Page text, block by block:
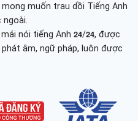
muốn trau dồi Tiếng Anh
nói tiếng Anh 𝟮𝟰/𝟮𝟰, được
âm, ngữ pháp, luôn được